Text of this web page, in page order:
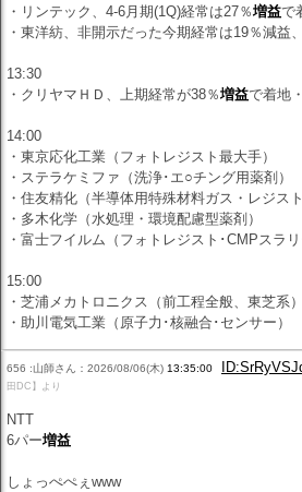
・リンテック、4-6月期(1Q)経常は27％増益で
・東洋紡、非開示だった今期経常は19％減益
13:30
・クリヤマＨＤ、上期経常が38％増益で着地
14:00
・東京応化工業（フォトレジスト最大手）
・ステラケミファ（洗浄･エ○チング用薬剤）
・住友精化（半導体用特殊材料ガス・レジス
・多木化学（水処理・環境配慮型薬剤）
・富士フイルム（フォトレジスト･CMPスラリ
15:00
・芝浦メカトロニクス（前工程全般、東芝系）
・助川電気工業（原子力･核融合･センサー）
656 :山師さん：2026/08/06(木) 13:35:00
田DC】より
NTT
6パー増益
しょっぺぺぇwww